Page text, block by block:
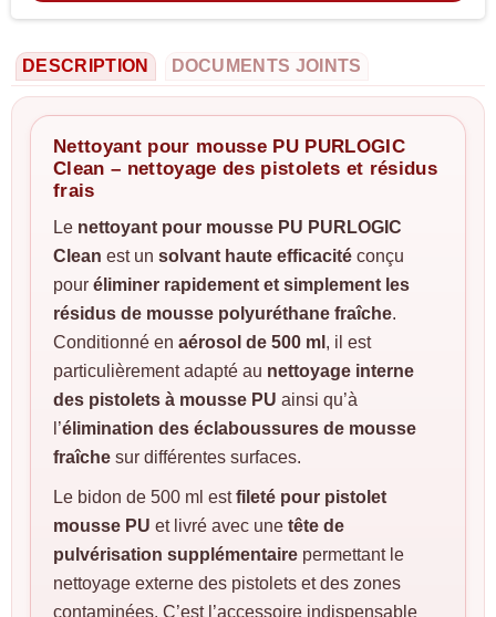
DESCRIPTION DOCUMENTS JOINTS
Nettoyant pour mousse PU PURLOGIC
Clean – nettoyage des pistolets et résidus
frais
Le nettoyant pour mousse PU PURLOGIC
Clean est un solvant haute efficacité conçu
pour éliminer rapidement et simplement les
résidus de mousse polyuréthane fraîche.
Conditionné en aérosol de 500 ml , il est
particulièrement adapté au nettoyage interne
des pistolets à mousse PU ainsi qu’à
l’élimination des éclaboussures de mousse
fraîche sur différentes surfaces.
Le bidon de 500 ml estfileté pour pistolet
mousse PU et livré avec une tête de
pulvérisation supplémentaire permettant le
nettoyage externe des pistolets et des zones
contaminées. C’est l’accessoire indispensable